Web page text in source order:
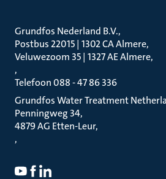
Grundfos Nederland B.V.
Postbus 22015 | 1302 CA Almere
Veluwezoom 35 | 1327 AE Almere
Telefoon 088 - 47 86 336
Grundfos Water Treatment
Penningweg 34
4879 AG Etten-Leur